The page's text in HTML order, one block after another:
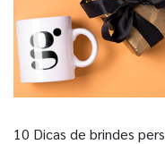
10 Dicas de brindes